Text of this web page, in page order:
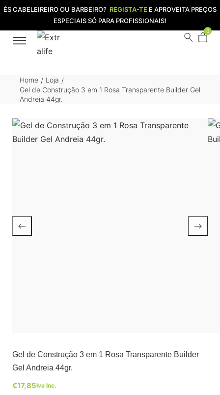
ÉS CABELEIREIRO OU BARBEIRO? REGISTA-TE E APROVEITA PREÇOS
ESPECIAIS SÓ PARA PROFISSIONAIS!
0
Home / Loja /
Gel de Construção 3 em 1 Rosa Transparente Builder Gel
Andreia 44gr.
Gel de Construção 3 em 1 Rosa Transparente Builder
Gel Andreia 44gr.
€17,85Iva Inc.